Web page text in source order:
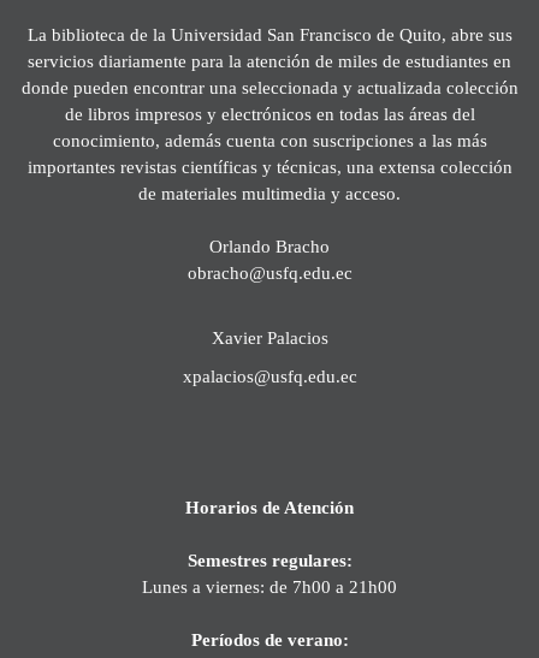
La biblioteca de la Universidad San Francisco de Quito, abre sus
servicios diariamente para la atención de miles de estudiantes en
donde pueden encontrar una seleccionada y actualizada colección
de libros impresos y electrónicos en todas las áreas del
conocimiento, además cuenta con suscripciones a las más
importantes revistas científicas y técnicas, una extensa colección
de materiales multimedia y acceso.
Orlando Bracho
obracho@usfq.edu.ec
Xavier Palacios
xpalacios@usfq.edu.ec
Horarios de Atención
Semestres regulares:
Lunes a viernes: de 7h00 a 21h00
Períodos de verano: